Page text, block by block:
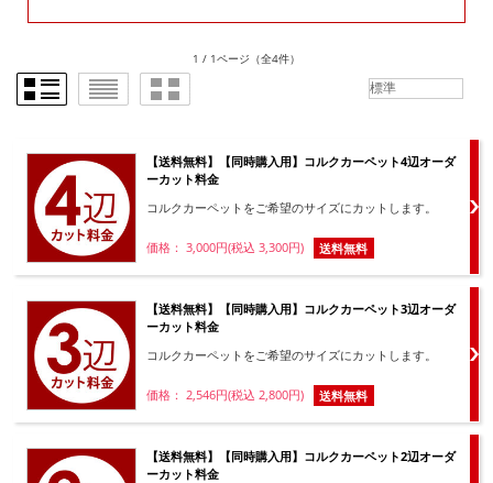
1 / 1ページ （全4件）
【送料無料】【同時購入用】コルクカーペット4辺オーダ
ーカット料金
コルクカーペットをご希望のサイズにカットします。
価格： 3,000円(税込 3,300円) 送料無料
【送料無料】【同時購入用】コルクカーペット3辺オーダ
ーカット料金
コルクカーペットをご希望のサイズにカットします。
価格： 2,546円(税込 2,800円) 送料無料
【送料無料】【同時購入用】コルクカーペット2辺オーダ
ーカット料金